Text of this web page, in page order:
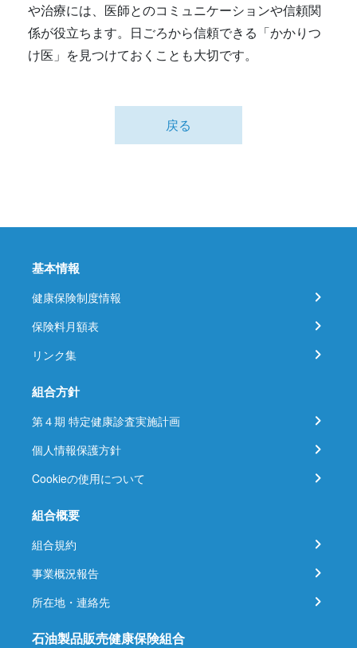
や治療には、医師とのコミュニケーションや信頼関
係が役立ちます。日ごろから信頼できる「かかりつ
け医」を見つけておくことも大切です。
戻る
基本情報
健康保険制度情報
保険料月額表
リンク集
組合方針
第４期 特定健康診査実施計画
個人情報保護方針
Cookieの使用について
組合概要
組合規約
事業概況報告
所在地・連絡先
石油製品販売健康保険組合